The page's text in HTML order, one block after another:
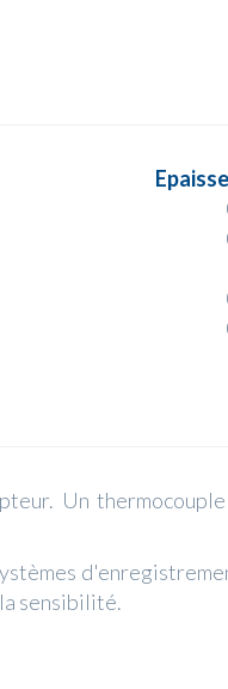
Un
sensibilité.